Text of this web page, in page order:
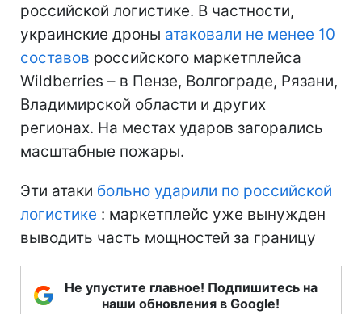
российской логистике. В частности,
украинские дроны атаковали не менее 10
составов российского маркетплейса
Wildberries – в Пензе, Волгограде, Рязани,
Владимирской области и других
регионах. На местах ударов загорались
масштабные пожары.
Эти атаки больно ударили по российской
логистике : маркетплейс уже вынужден
выводить часть мощностей за границу
Не упустите главное! Подпишитесь на
наши обновления в Google!